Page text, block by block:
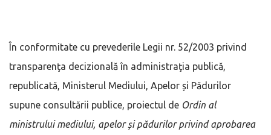
În conformitate cu prevederile Legii nr. 52/2003 privind
transparenţa decizională în administraţia publică,
republicată, Ministerul Mediului, Apelor și Pădurilor
supune consultării publice, proiectul de Ordin al
ministrului mediului, apelor și pădurilor privind aprobarea